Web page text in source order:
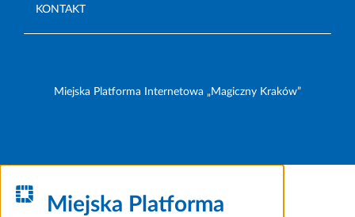
KONTAKT
Miejska Platforma Internetowa „Magiczny Kraków”
Miejska Platforma